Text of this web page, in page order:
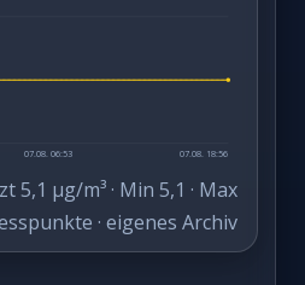
07.08. 06:53 07.08. 18:56
5,1 µg/m³ · Min 5,1 · Max
· eigenes Archiv